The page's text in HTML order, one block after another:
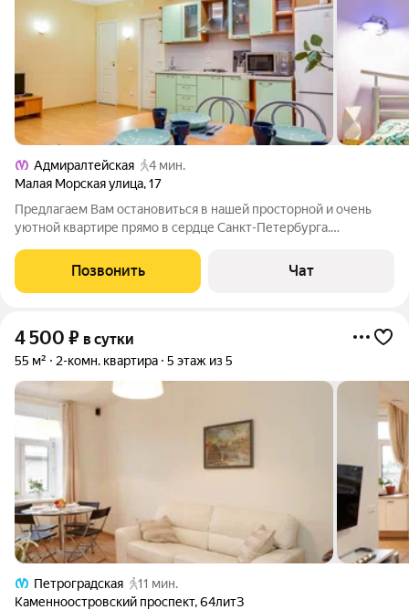
Адмиралтейская
4 мин.
Малая Морская улица,17
Предлагаем Вам остановиться в нашей просторной и очень
уютной квартире прямо в сердце Санкт-Петербурга.
работал сам Н. В. Гоголь. Здесь он написал свою знаменитую
комедию "Ревизор". Квартира
Позвонить Чат
4 500 ₽ в сутки
55 м² 2-комн. квартира 5 этаж из 5
Петроградская
11 мин.
Каменноостровский проспект,64литЗ